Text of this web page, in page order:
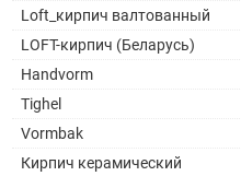
Loft_кирпич валтованный
LOFT-кирпич (Беларусь)
Handvorm
Tighel
Vormbak
Кирпич керамический